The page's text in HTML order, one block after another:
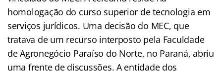
homologação do curso superior de tecnologia em
serviços jurídicos. Uma decisão do MEC, que
tratava de um recurso interposto pela Faculdade
de Agronegócio Paraíso do Norte, no Paraná, abriu
uma frente de discussões. A entidade dos